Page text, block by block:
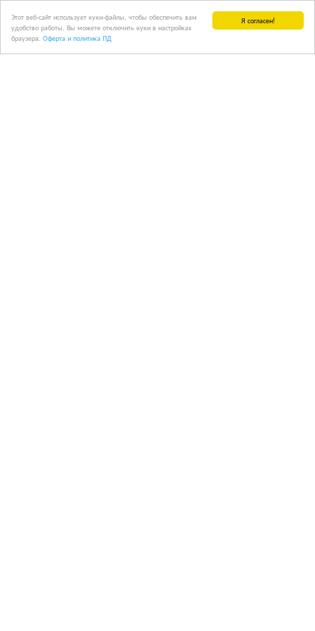
Я согласен!
Этот веб-сайт использует куки-файлы, чтобы обеспечить вам
удобство работы. Вы можете отключить куки в настройках
браузера. Оферта и политика ПД